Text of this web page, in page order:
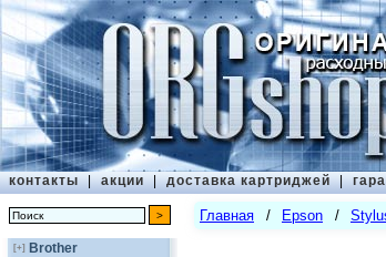
контакты | акции | доставка картриджей |
[+] Brother
Главная / Epson /